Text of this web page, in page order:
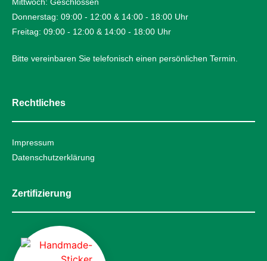
Donnerstag: 09:00 - 12:00 & 14:00 - 18:00 Uhr
Freitag: 09:00 - 12:00 & 14:00 - 18:00 Uhr
Bitte vereinbaren Sie telefonisch einen persönlichen Termin.
Rechtliches
Impressum
Datenschutzerklärung
Zertifizierung